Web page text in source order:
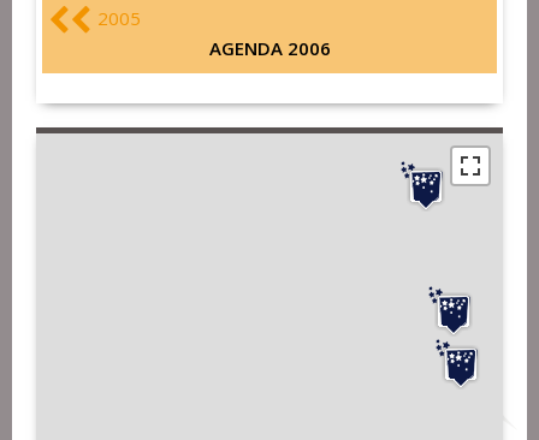
2005
AGENDA 2006